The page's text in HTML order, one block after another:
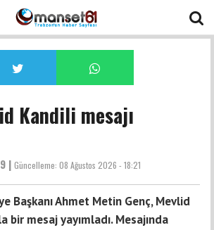
Kandili mesajı
| Güncelleme: 08 Ağustos 2026 - 18:21
Başkanı Ahmet Metin Genç, Mevlid
bir mesaj yayımladı. Mesajında